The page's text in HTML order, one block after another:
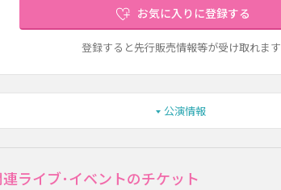
お気に入りに登録する
登録すると先行販売情報等が受け取れます
公演情報
ライブ･イベントのチケット